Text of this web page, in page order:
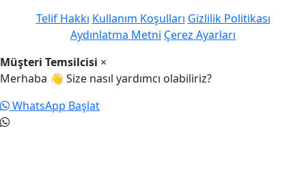
Telif Hakkı Kullanım Koşulları Gizlilik Politikası
Aydınlatma Metni Çerez Ayarları
Müşteri Temsilcisi ×
Merhaba 👋 Size nasıl yardımcı olabiliriz?
WhatsApp Başlat